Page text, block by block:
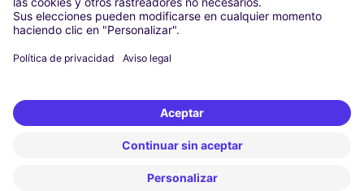
Viena
Berlín
Düsseldorf